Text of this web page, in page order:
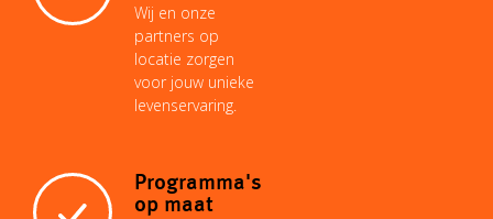
Wij en onze
partners op
locatie zorgen
voor jouw unieke
levenservaring.
Programma's
op maat